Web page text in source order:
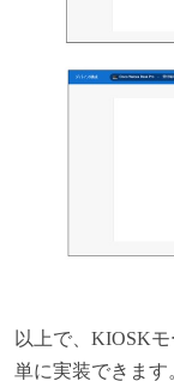
以上で、KIOSK
単に実装できま